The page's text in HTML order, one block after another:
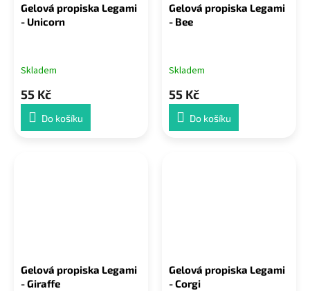
Gelová propiska Legami
- Unicorn
Skladem
55 Kč
Do košíku
Gelová propiska Legami
- Bee
Skladem
55 Kč
Do košíku
Gelová propiska Legami
- Giraffe
Gelová propiska Legami
- Corgi